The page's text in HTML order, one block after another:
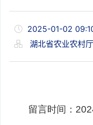
2025-01-02
湖北省农业农村厅
留言时间：